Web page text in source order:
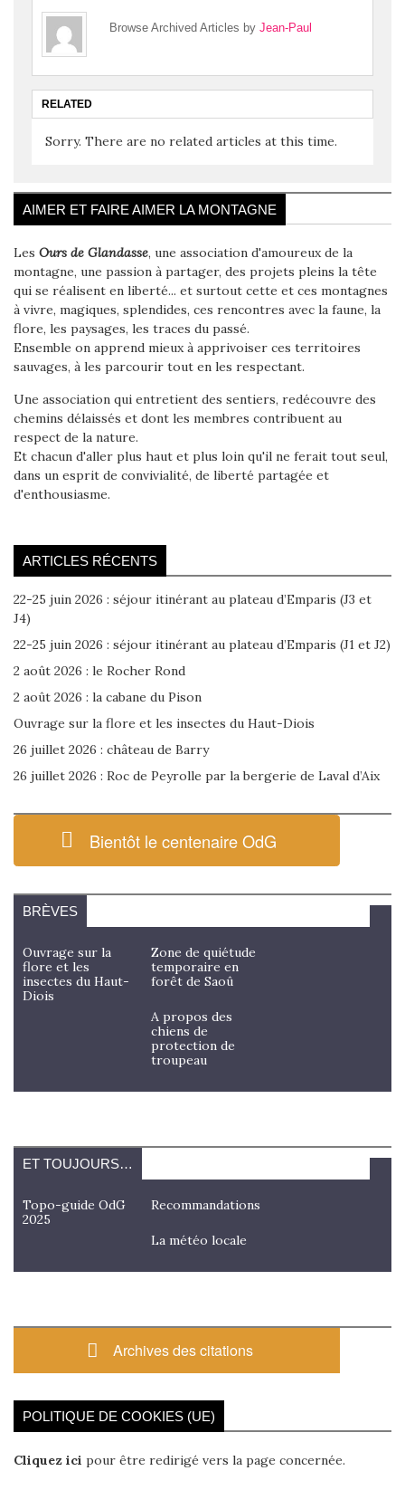
Browse Archived Articles by Jean-Paul
RELATED
Sorry. There are no related articles at this time.
AIMER ET FAIRE AIMER LA MONTAGNE
Les Ours de Glandasse, une association d'amoureux de la
montagne, une passion à partager, des projets pleins la tête
qui se réalisent en liberté... et surtout cette et ces montagnes
à vivre, magiques, splendides, ces rencontres avec la faune, la
flore, les paysages, les traces du passé.
Ensemble on apprend mieux à apprivoiser ces territoires
sauvages, à les parcourir tout en les respectant.
Une association qui entretient des sentiers, redécouvre des
chemins délaissés et dont les membres contribuent au
respect de la nature.
Et chacun d'aller plus haut et plus loin qu'il ne ferait tout seul,
dans un esprit de convivialité, de liberté partagée et
d'enthousiasme.
ARTICLES RÉCENTS
22-25 juin 2026 : séjour itinérant au plateau d’Emparis (J3 et
J4)
22-25 juin 2026 : séjour itinérant au plateau d’Emparis (J1 et J2)
2 août 2026 : le Rocher Rond
2 août 2026 : la cabane du Pison
Ouvrage sur la flore et les insectes du Haut-Diois
26 juillet 2026 : château de Barry
26 juillet 2026 : Roc de Peyrolle par la bergerie de Laval d’Aix
Bientôt le centenaire OdG
BRÈVES
Ouvrage sur la
flore et les
insectes du Haut-
Diois
Zone de quiétude
temporaire en
forêt de Saoû
A propos des
chiens de
protection de
troupeau
ET TOUJOURS…
Topo-guide OdG
2025
Recommandations
La météo locale
Archives des citations
POLITIQUE DE COOKIES (UE)
Cliquez ici pour être redirigé vers la page concernée.